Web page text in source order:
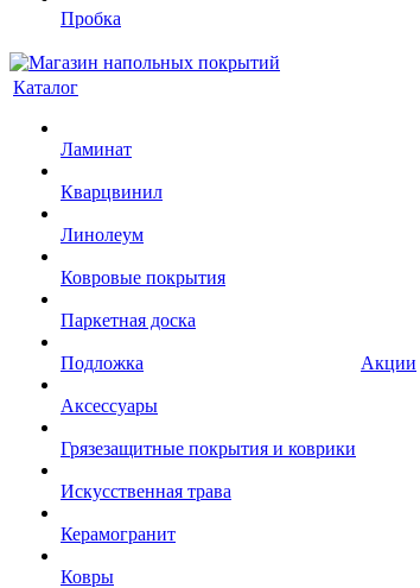
Пробка
Каталог
Ламинат
Кварцвинил
Линолеум
Ковровые покрытия
Паркетная доска
Подложка
Аксессуары
Грязезащитные покрытия и коврики
Искусственная трава
Керамогранит
Ковры
Акции